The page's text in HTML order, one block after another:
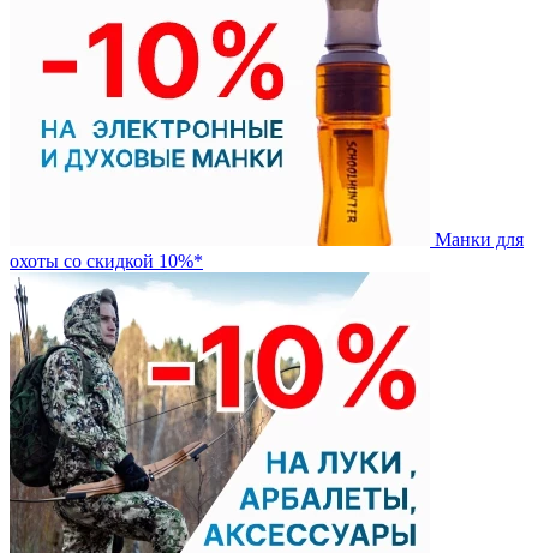
Манки для
охоты со скидкой 10%*